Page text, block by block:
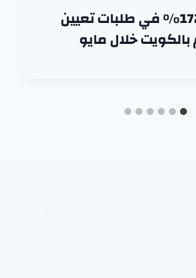
قفزة بنسبة 172% في طلبات تعيين
بالكويت خلال مايو